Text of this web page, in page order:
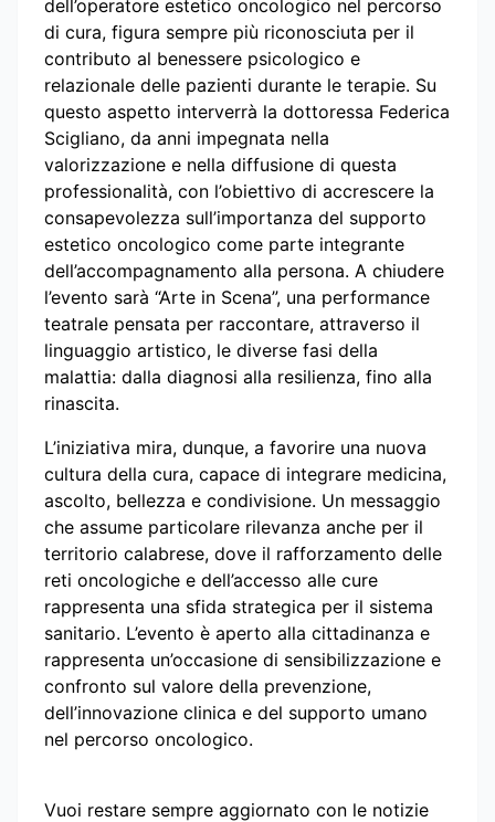
dell’operatore estetico oncologico nel percorso
di cura, figura sempre più riconosciuta per il
contributo al benessere psicologico e
relazionale delle pazienti durante le terapie. Su
questo aspetto interverrà la dottoressa Federica
Scigliano, da anni impegnata nella
valorizzazione e nella diffusione di questa
professionalità, con l’obiettivo di accrescere la
consapevolezza sull’importanza del supporto
estetico oncologico come parte integrante
dell’accompagnamento alla persona. A chiudere
l’evento sarà “Arte in Scena”, una performance
teatrale pensata per raccontare, attraverso il
linguaggio artistico, le diverse fasi della
malattia: dalla diagnosi alla resilienza, fino alla
rinascita.
L’iniziativa mira, dunque, a favorire una nuova
cultura della cura, capace di integrare medicina,
ascolto, bellezza e condivisione. Un messaggio
che assume particolare rilevanza anche per il
territorio calabrese, dove il rafforzamento delle
reti oncologiche e dell’accesso alle cure
rappresenta una sfida strategica per il sistema
sanitario. L’evento è aperto alla cittadinanza e
rappresenta un’occasione di sensibilizzazione e
confronto sul valore della prevenzione,
dell’innovazione clinica e del supporto umano
nel percorso oncologico.
Vuoi restare sempre aggiornato con le notizie